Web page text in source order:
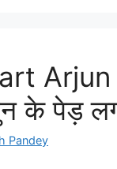
के पेड़
Pandey